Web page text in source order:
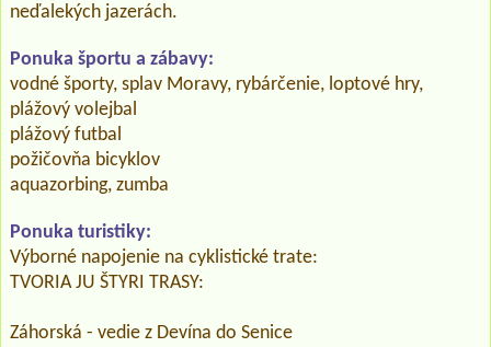
neďalekých jazerách.
Ponuka športu a zábavy:
vodné športy, splav Moravy, rybárčenie, loptové hry,
plážový volejbal
plážový futbal
požičovňa bicyklov
aquazorbing, zumba
Ponuka turistiky:
Výborné napojenie na cyklistické trate:
TVORIA JU ŠTYRI TRASY:
Záhorská - vedie z Devína do Senice